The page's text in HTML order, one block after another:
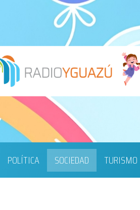
POLÍTICA SOCIEDAD TURISMO